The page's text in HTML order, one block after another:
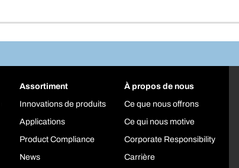
Assortiment
Innovations de produits
Applications
Product Compliance
News
À propos de nous
Ce que nous offrons
Ce qui nous motive
Corporate Responsibility
Carrière